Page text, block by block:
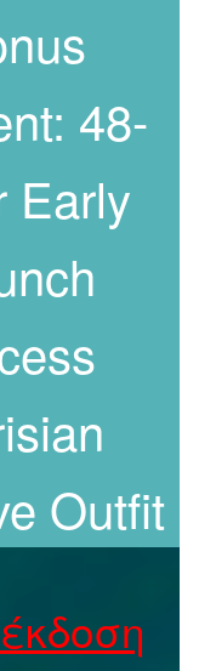
48-
Early
Outfit